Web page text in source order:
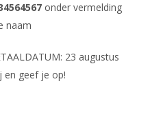
onder vermelding
naam
23 augustus
en geef je op!